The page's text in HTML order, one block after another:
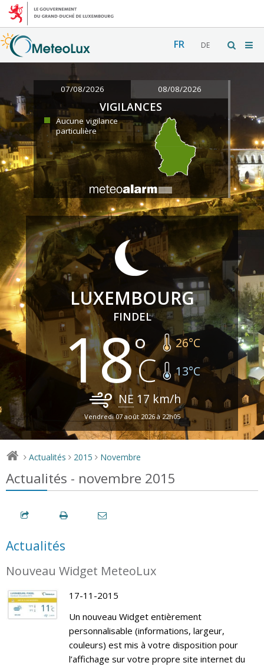
FR DE
07/08/2026 08/08/2026
VIGILANCES
Aucune vigilance
particulière
LUXEMBOURG
FINDEL
18 26°C
13°C
NE 17 km/h
Vendredi 07 août 2026 à 22h05
> Actualités > 2015 > Novembre
Actualités - novembre 2015
Actualités
Nouveau Widget MeteoLux
17-11-2015
Un nouveau Widget entièrement
personnalisable (informations, largeur,
couleurs) est mis à votre disposition pour
l’affichage sur votre propre site internet du